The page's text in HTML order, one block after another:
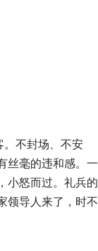
。不封场、不安
丝毫的违和感。一
小怒而过。礼兵的
领导人来了，时不